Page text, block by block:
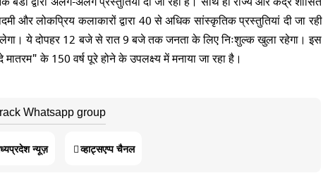
और लोकप्रिय कलाकारों द्वारा 40 से अधिक सांस्कृतिक प्रस्तुतियां दी जा रही
ये दोपहर 12 बजे से रात 9 बजे तक जनता के लिए निःशुल्क खुला रहेगा। इस
के 150 वर्ष पूरे होने के उपलक्ष्य में मनाया जा रहा है।
Whatsapp group
न्यूज़ व्हाट्सएप्प चैनल